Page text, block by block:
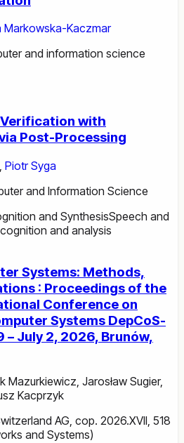
Markowska-Kaczmar
and information science
Verification with
Post-Processing
Piotr Syga
and Information Science
and SynthesisSpeech and
and analysis
Systems: Methods,
: Proceedings of the
Conference on
Systems DepCoS-
– July 2, 2026, Brunów,
Mazurkiewicz, Jarosław Sugier,
Kacprzyk
AG, cop. 2026.XVII, 518
and Systems)